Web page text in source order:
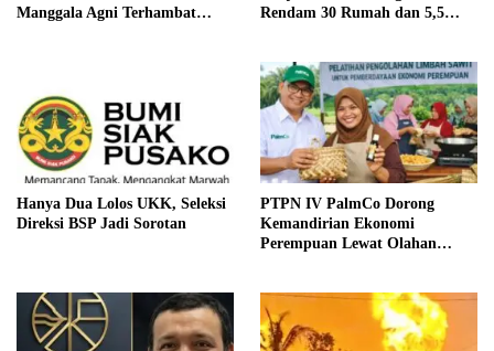
Manggala Agni Terhambat
Rendam 30 Rumah dan 5,5
Hanya Dua Lolos UKK, Seleksi
Direksi BSP Jadi Sorotan
PTPN IV PalmCo Dorong
Kemandirian Ekonomi
Perempuan Lewat Olahan